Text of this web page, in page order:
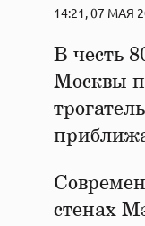
14:21, 07 МАЯ
В честь
Москвы
стенах